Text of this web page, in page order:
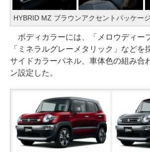
HYBRID MZ ブラウンアクセントパッケー
ボディカラーには、「メロウディー
「ミネラルグレーメタリック」などを
サイドカラーパネル、車体色の組み合
ン設定した。